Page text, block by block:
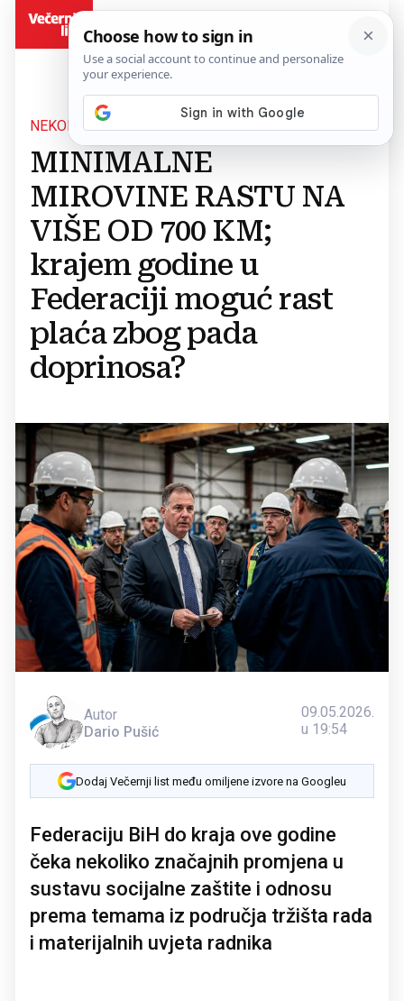
NEKOLIKO ZNAČAJNIH PROMJENA
MINIMALNE
MIROVINE RASTU NA
VIŠE OD 700 KM;
krajem godine u
Federaciji moguć rast
plaća zbog pada
doprinosa?
Autor
Dario Pušić
09.05.2026.
u 19:54
Dodaj Večernji list među omiljene izvore na Googleu
Federaciju BiH do kraja ove godine
čeka nekoliko značajnih promjena u
sustavu socijalne zaštite i odnosu
prema temama iz područja tržišta rada
i materijalnih uvjeta radnika